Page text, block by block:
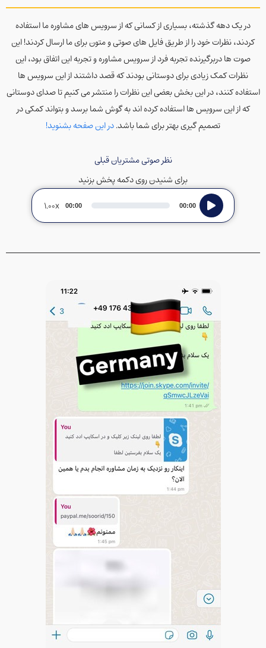
در یک دهه گذشته، بسیاری از کسانی که از سرویس های مشاوره ما استفاده
کردند، نظرات خود را از طریق فایل های صوتی و متون برای ما ارسال کردند! این
صوت ها دربرگیرنده تجربه فرد از سرویس مشاوره و تجربه این اتفاق بود، این
نظرات کمک زیادی برای دوستانی بودند که قصد داشتند از این سرویس ها
استفاده کنند، در این بخش بعضی این نظرات را منتشر می کنیم تا صدای دوستانی
که از این سرویس ها استفاده کرده اند به گوش شما برسد و بتواند کمکی در
تصمیم گیری بهتر برای شما باشد.در این صفحه بشنوید!
نظر صوتی مشتریان قبلی
برای شنیدن روی دکمه پخش بزنید
Audio
Player
00:00
00:00
1.00x